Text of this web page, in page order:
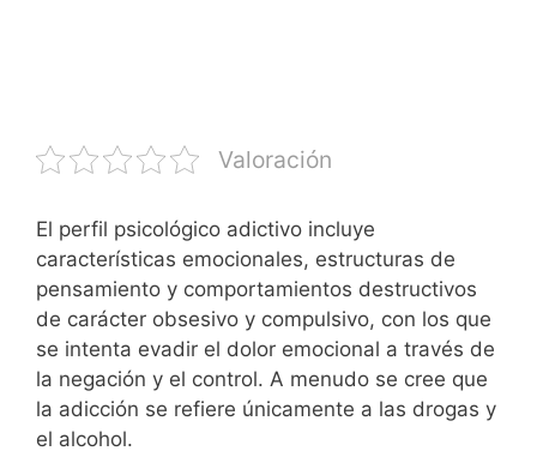
Valoración
El perfil psicológico adictivo incluye
características emocionales, estructuras de
pensamiento y comportamientos destructivos
de carácter obsesivo y compulsivo, con los que
se intenta evadir el dolor emocional a través de
la negación y el control. A menudo se cree que
la adicción se refiere únicamente a las drogas y
el alcohol.